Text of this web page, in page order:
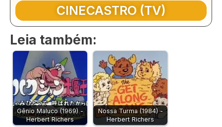
CINECASTRO (TV)
Leia também:
Gênio Maluco (1969) -
Herbert Richers
Nossa Turma (1984) -
Herbert Richers